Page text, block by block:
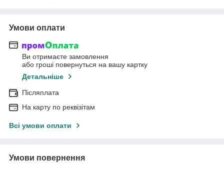
Умови оплати
Ви отримаєте замовлення
або гроші повернуться на вашу картку
Детальніше
Післяплата
На карту по реквізітам
Всі умови оплати
Умови повернення